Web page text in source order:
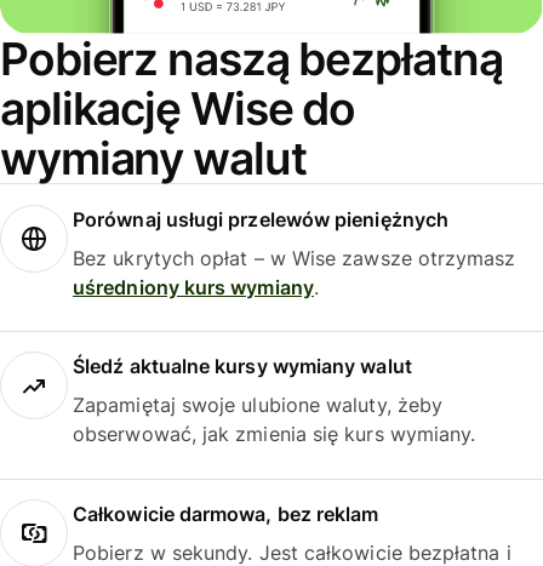
Pobierz naszą bezpłatną
aplikację Wise do
wymiany walut
Porównaj usługi przelewów pieniężnych
Bez ukrytych opłat – w Wise zawsze otrzymasz
uśredniony kurs wymiany.
Śledź aktualne kursy wymiany walut
Zapamiętaj swoje ulubione waluty, żeby
obserwować, jak zmienia się kurs wymiany.
Całkowicie darmowa, bez reklam
Pobierz w sekundy. Jest całkowicie bezpłatna i